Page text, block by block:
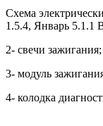
Схема
1.5.4, Январь 5.1.1
2- свечи зажигания;
3- модуль
4- колодка